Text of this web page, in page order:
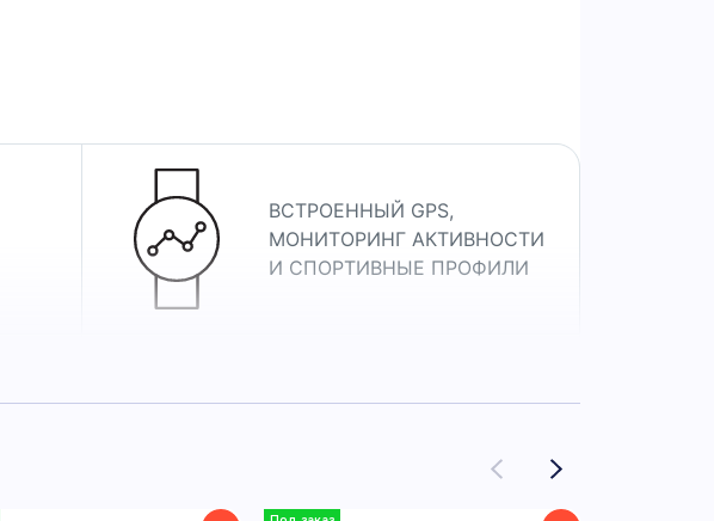
ВСТРОЕННЫЙ GPS,
МОНИТОРИНГ АКТИВНОСТИ
И СПОРТИВНЫЕ ПРОФИЛИ